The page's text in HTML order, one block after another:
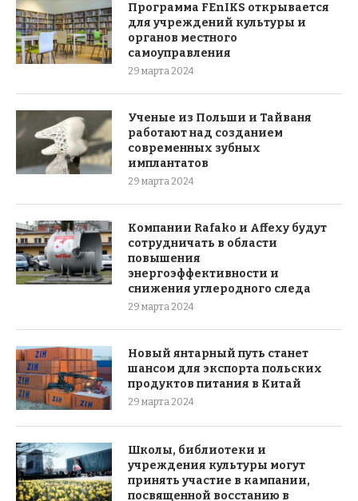
Программа FEnIKS открывается
для учреждений культуры и
органов местного
самоуправления
29 марта 2024
Ученые из Польши и Тайваня
работают над созданием
современных зубных
имплантатов
29 марта 2024
Компании Rafako и Affexy будут
сотрудничать в области
повышения
энергоэффективности и
снижения углеродного следа
29 марта 2024
Новый янтарный путь станет
шансом для экспорта польских
продуктов питания в Китай
29 марта 2024
Школы, библиотеки и
учреждения культуры могут
принять участие в кампании,
посвященной восстанию в